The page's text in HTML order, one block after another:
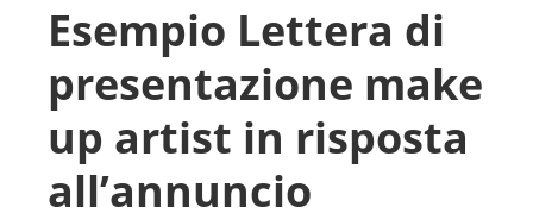
Esempio Lettera di
presentazione make
up artist in risposta
all’annuncio